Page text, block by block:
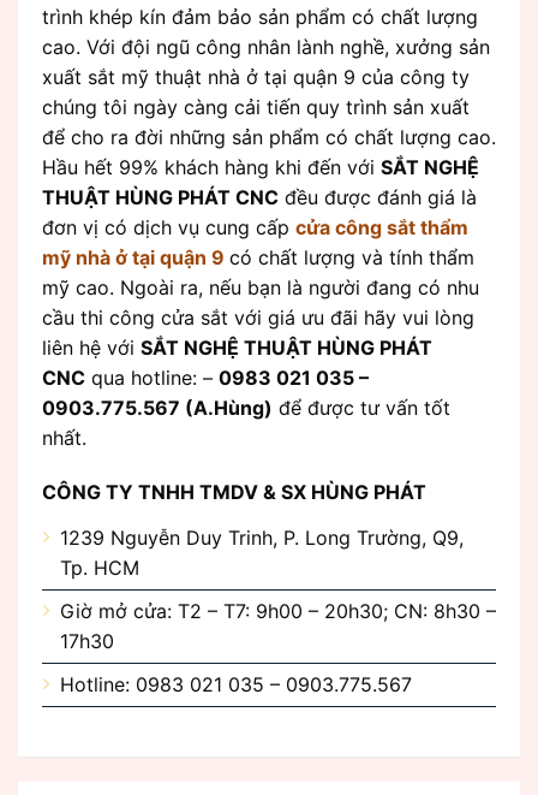
trình khép kín đảm bảo sản phẩm có chất lượng
cao. Với đội ngũ công nhân lành nghề, xưởng sản
xuất sắt mỹ thuật nhà ở tại quận 9 của công ty
chúng tôi ngày càng cải tiến quy trình sản xuất
để cho ra đời những sản phẩm có chất lượng cao.
Hầu hết 99% khách hàng khi đến với SẮT NGHỆ
THUẬT HÙNG PHÁT CNC đều được đánh giá là
đơn vị có dịch vụ cung cấp cửa công sắt thẩm
mỹ nhà ở tại quận 9 có chất lượng và tính thẩm
mỹ cao. Ngoài ra, nếu bạn là người đang có nhu
cầu thi công cửa sắt với giá ưu đãi hãy vui lòng
liên hệ với SẮT NGHỆ THUẬT HÙNG PHÁT
CNC qua hotline: – 0983 021 035 –
0903.775.567 (A.Hùng) để được tư vấn tốt
nhất.
CÔNG TY TNHH TMDV & SX HÙNG PHÁT
1239 Nguyễn Duy Trinh, P. Long Trường, Q9,
Tp. HCM
Giờ mở cửa: T2 – T7: 9h00 – 20h30; CN: 8h30 –
17h30
Hotline: 0983 021 035 – 0903.775.567